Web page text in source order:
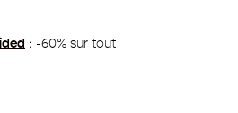
: -60% sur tout